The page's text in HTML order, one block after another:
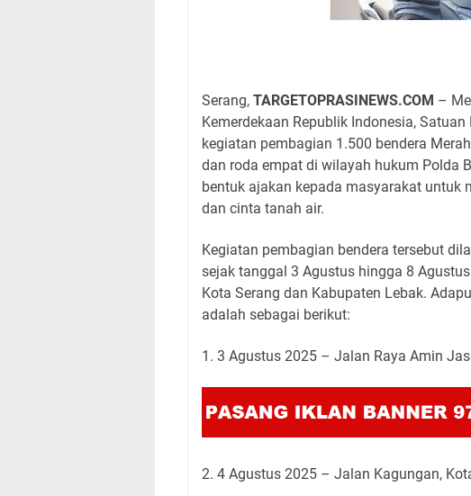
Serang, TARGETOPRASINEWS.COM –
Kemerdekaan Republik Indonesia,
kegiatan pembagian 1.500 bendera
dan roda empat di wilayah hukum Polda
bentuk ajakan kepada masyarakat
dan cinta tanah air.
Kegiatan pembagian bendera tersebut
sejak tanggal 3 Agustus hingga 8
Kota Serang dan Kabupaten Lebak.
adalah sebagai berikut:
1. 3 Agustus 2025 – Jalan Raya Amin
2. 4 Agustus 2025 – Jalan Kagungan,